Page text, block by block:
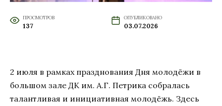
ПРОСМОТРОВ
137
ОПУБЛИКОВАНО
03.07.2026
2 июля в рамках празднования Дня молодёжи в
большом зале ДК им. А.Г. Петрика собралась
талантливая и инициативная молодёжь. Здесь